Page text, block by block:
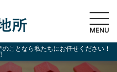
MENU
ことなら私たちにお任せください！